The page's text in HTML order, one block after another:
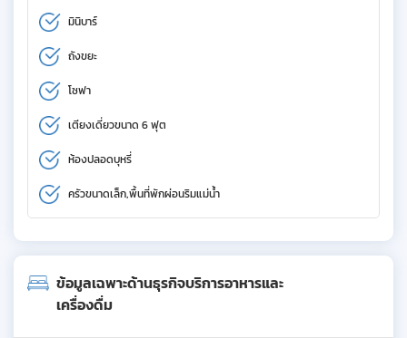
มินิบาร์
ถังขยะ
โซฟา
เตียงเดี่ยวขนาด 6 ฟุต
ห้องปลอดบุหรี่
ครัวขนาดเล็ก,พื้นที่พักผ่อนริมแม่น้ำ
ข้อมูลเฉพาะด้านธุรกิจบริการอาหารและ
เครื่องดื่ม